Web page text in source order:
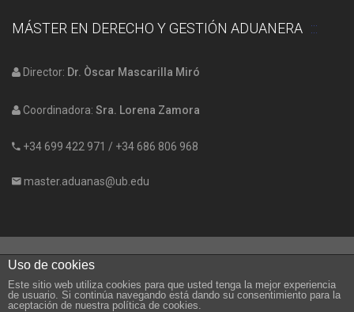
MÁSTER EN DERECHO Y GESTIÓN ADUANERA
Director: Dr. Òscar Mascarilla Miró
Coordinadora: Sra. Lorena Zamora
+34 699 422 971 / +34 686 806 968
master.aduanas@ub.edu
Facultad de Economia y Empresa, Av. Diagonal 696, Barcelona (08034)
© COPYRIGHT 2020. UNIVERSITAT DE BARCELONA
Uso de cookies
Este sitio web utiliza cookies para que usted tenga la mejor experiencia
de usuario. Si continúa navegando está dando su consentimiento para la
aceptación de nuestra política de cookies.